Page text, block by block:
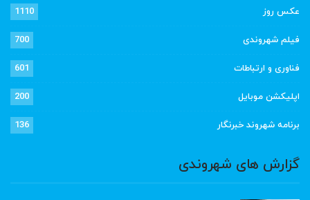
عکس روز 1110
فیلم شهروندی 700
فناوری و ارتباطات 601
اپلیکشن موبایل 200
برنامه شهروند خبرنگار 136
گزارش های شهروندی